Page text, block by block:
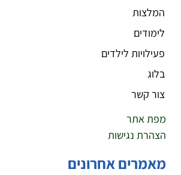
המלצות
לימודים
פעילויות לילדים
בלוג
צור קשר
מפת אתר
הצהרת נגישות
מאמרים אחרונים